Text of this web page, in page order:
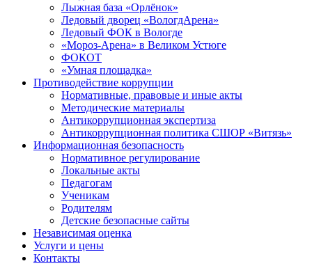
Лыжная база «Орлёнок»
Ледовый дворец «ВологдАрена»
Ледовый ФОК в Вологде
«Мороз-Арена» в Великом Устюге
ФОКОТ
«Умная площадка»
Противодействие коррупции
Нормативные, правовые и иные акты
Методические материалы
Антикоррупционная экспертиза
Антикоррупционная политика СШОР «Витязь»
Информационная безопасность
Нормативное регулирование
Локальные акты
Педагогам
Ученикам
Родителям
Детские безопасные сайты
Независимая оценка
Услуги и цены
Контакты